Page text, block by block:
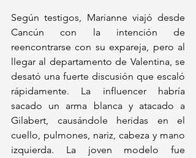
Según testigos, Marianne viajó desde
Cancún con la intención de
reencontrarse con su expareja, pero al
llegar al departamento de Valentina, se
desató una fuerte discusión que escaló
rápidamente. La influencer habría
sacado un arma blanca y atacado a
Gilabert, causándole heridas en el
cuello, pulmones, nariz, cabeza y mano
izquierda. La joven modelo fue